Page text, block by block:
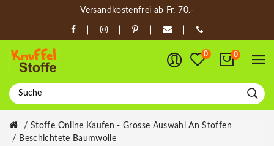
Versandkostenfrei ab Fr. 70.-
0 0
Stoffe Online Kaufen - Grosse Auswahl An Stoffen
Beschichtete Baumwolle